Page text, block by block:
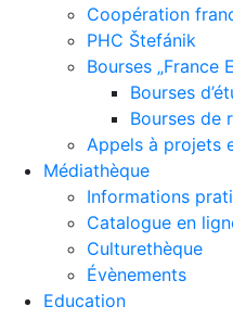
Coopération
PHC Štefánik
Bourses „France
Bourses
Bourses de
Appels à projets
Médiathèque
Informations
Catalogue en
Culturethèque
Évènements
Education